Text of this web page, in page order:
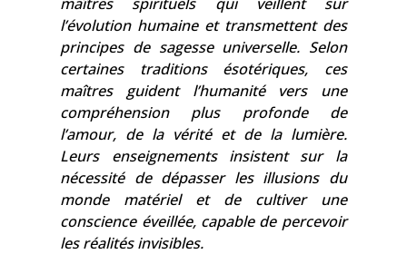
l’évolution humaine et transmettent des
principes de sagesse universelle. Selon
certaines traditions ésotériques, ces
maîtres guident l’humanité vers une
compréhension plus profonde de
l’amour, de la vérité et de la lumière.
Leurs enseignements insistent sur la
nécessité de dépasser les illusions du
monde matériel et de cultiver une
conscience éveillée, capable de percevoir
les réalités invisibles.